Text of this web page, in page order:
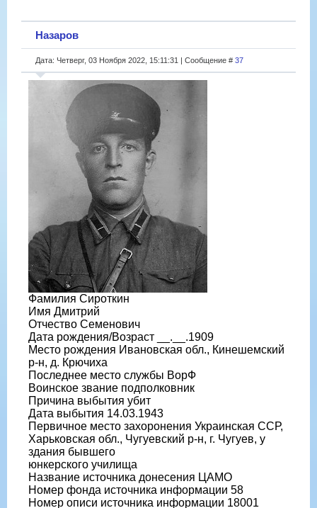
Назаров
Дата: Четверг, 03 Ноября 2022, 15:11:31 | Сообщение # 37
Фамилия Сироткин
Имя Дмитрий
Отчество Семенович
Дата рождения/Возраст __.__.1909
Место рождения Ивановская обл., Кинешемский
р-н, д. Крючиха
Последнее место службы ВорФ
Воинское звание подполковник
Причина выбытия убит
Дата выбытия 14.03.1943
Первичное место захоронения Украинская ССР,
Харьковская обл., Чугуевский р-н, г. Чугуев, у
здания бывшего
юнкерского училища
Название источника донесения ЦАМО
Номер фонда источника информации 58
Номер описи источника информации 18001